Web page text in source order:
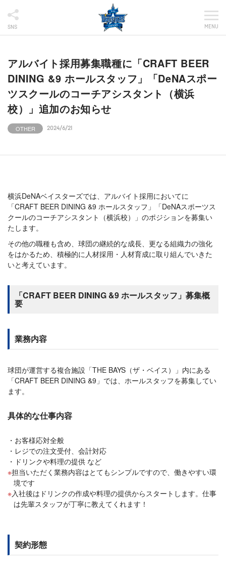
SNS MENU
アルバイト採用募集職種に「CRAFT BEER
DINING &9 ホールスタッフ」「DeNAスポー
ツスクールのコーチアシスタント（横浜
校）」追加のお知らせ
OTHER 2024/6/21
横浜DeNAベイスターズでは、アルバイト採用においてに
「CRAFT BEER DINING &9 ホールスタッフ」「DeNAスポーツス
クールのコーチアシスタント（横浜校）」のポジションを募集い
たします。
その他の職種も含め、球団の継続的な成長、更なる組織力の強化
をはかるため、積極的に人材採用・人材育成に取り組んでいきた
いと考えています。
「CRAFT BEER DINING &9 ホールスタッフ」募集概
要
業務内容
球団が運営する複合施設「THE BAYS（ザ・ベイス）」内にある
「CRAFT BEER DINING &9」では、ホールスタッフを募集してい
ます。
具体的な仕事内容
お客様応対全般
レジでの注文受付、会計対応
ドリンクや料理の提供 など
担当いただく業務内容はとてもシンプルですので、働きやすい環
境です
入社後はドリンクの作成や料理の提供からスタートします。仕事
は先輩スタッフが丁寧に教えてくれます！
契約形態